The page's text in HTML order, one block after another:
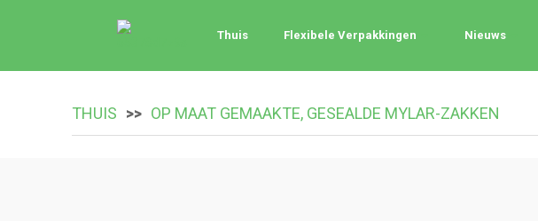
Thuis Flexibele Verpakkingen Nieuws
THUIS OP MAAT GEMAAKTE, GESEALDE MYLAR-ZAKKEN